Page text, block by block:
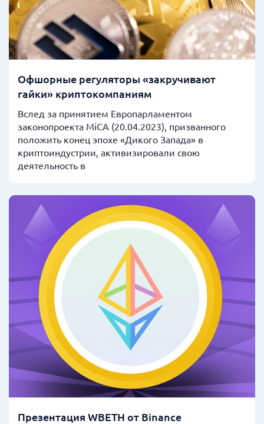
Офшорные регуляторы «закручивают
гайки» криптокомпаниям
Вслед за принятием Европарламентом
законопроекта MiCA (20.04.2023), призванного
положить конец эпохе «Дикого Запада» в
криптоиндустрии, активизировали свою
деятельность в
Презентация WBETH от Binance